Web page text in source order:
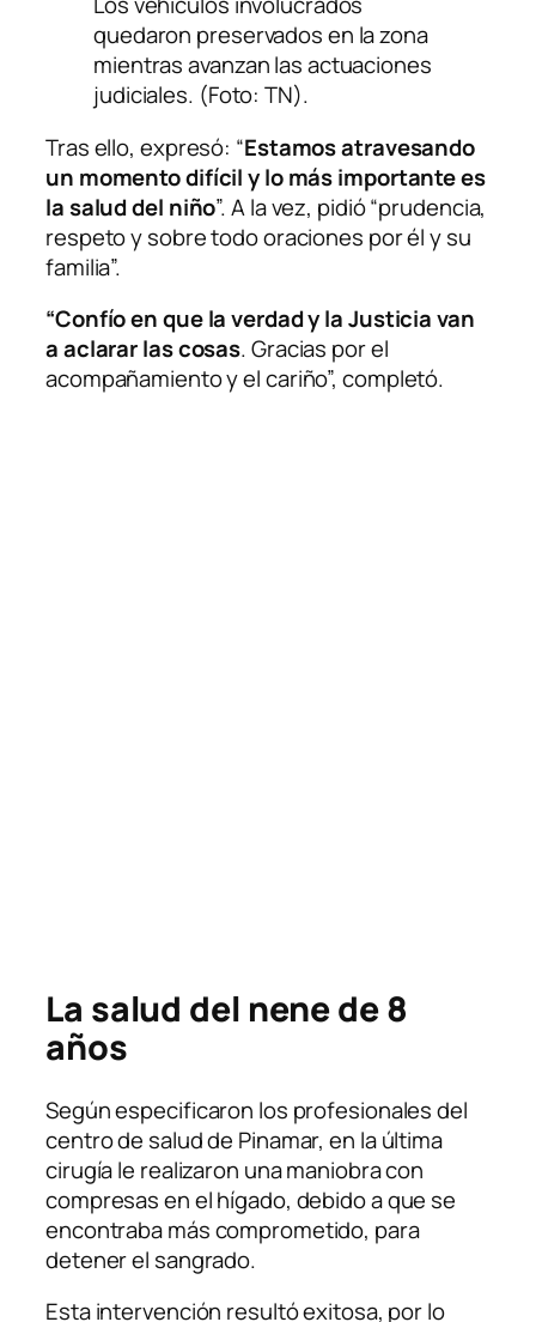
quedaron preservados en la zona
mientras avanzan las actuaciones
judiciales. (Foto: TN).
Tras ello, expresó: “Estamos atravesando
un momento difícil y lo más importante es
la salud del niño”. A la vez, pidió “prudencia,
respeto y sobre todo oraciones por él y su
familia”.
“Confío en que la verdad y la Justicia van
a aclarar las cosas. Gracias por el
acompañamiento y el cariño”, completó.
La salud del nene de 8
años
Según especificaron los profesionales del
centro de salud de Pinamar, en la última
cirugía le realizaron una maniobra con
compresas en el hígado, debido a que se
encontraba más comprometido, para
detener el sangrado.
Esta intervención resultó exitosa, por lo